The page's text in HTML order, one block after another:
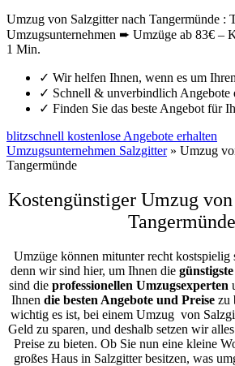
Umzug von Salzgitter nach Tangermünde :
Umzugsunternehmen ➨ Umzüge ab 83€ –
1 Min.
✓ Wir helfen Ihnen, wenn es um
✓ Schnell & unverbindlich Angebote
✓ Finden Sie das beste Angebot für
blitzschnell kostenlose Angebote erhalten
Umzugsunternehmen Salzgitter» Umzug
Tangermünde
Kostengünstiger Umzug
Tangermünde
Umzüge können mitunter recht kostspielig
denn wir sind hier, um Ihnen die günstigste
sind die professionellen Umzugsexperten
Ihnen die besten Angebote und Preisezu
wichtig es ist, bei einem Umzug von
Geld zu sparen, und deshalb setzen wir
Preise zu bieten. Ob Sie nun eine kleine
großes Haus in Salzgitter besitzen, was